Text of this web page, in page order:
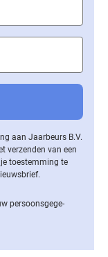
aan Jaarbeurs B.V.
verzenden van een
toestemming te
per­soons­ge­ge­